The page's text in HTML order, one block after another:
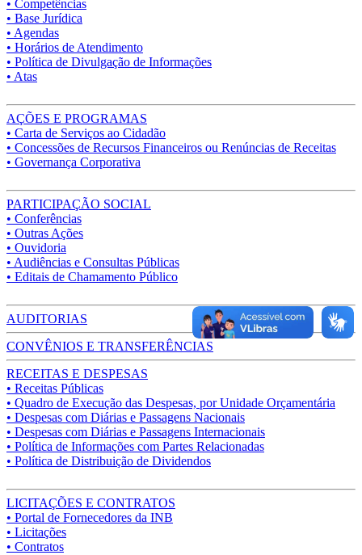
• Competências
• Base Jurídica
• Agendas
• Horários de Atendimento
• Política de Divulgação de Informações
• Atas
AÇÕES E PROGRAMAS
• Carta de Serviços ao Cidadão
• Concessões de Recursos Financeiros ou Renúncias de Receitas
• Governança Corporativa
PARTICIPAÇÃO SOCIAL
• Conferências
• Outras Ações
• Ouvidoria
• Audiências e Consultas Públicas
• Editais de Chamamento Público
AUDITORIAS
CONVÊNIOS E TRANSFERÊNCIAS
RECEITAS E DESPESAS
• Receitas Públicas
• Quadro de Execução das Despesas, por Unidade Orçamentária
• Despesas com Diárias e Passagens Nacionais
• Despesas com Diárias e Passagens Internacionais
• Política de Informações com Partes Relacionadas
• Política de Distribuição de Dividendos
LICITAÇÕES E CONTRATOS
• Portal de Fornecedores da INB
• Licitações
• Contratos